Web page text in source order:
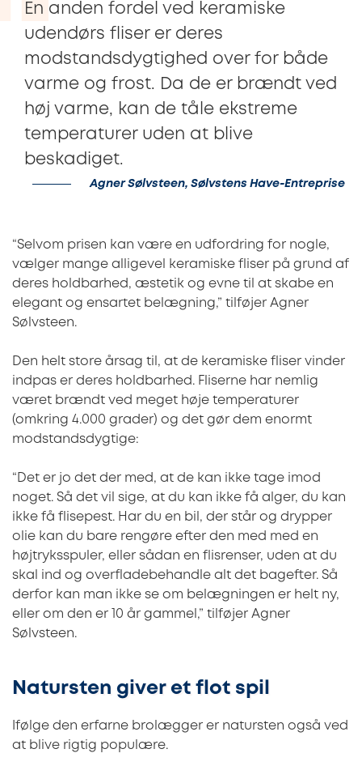
En anden fordel ved keramiske
udendørs fliser er deres
modstandsdygtighed over for både
varme og frost. Da de er brændt ved
høj varme, kan de tåle ekstreme
temperaturer uden at blive
beskadiget.
Agner Sølvsteen, Sølvstens Have-Entreprise
“Selvom prisen kan være en udfordring for nogle,
vælger mange alligevel keramiske fliser på grund af
deres holdbarhed, æstetik og evne til at skabe en
elegant og ensartet belægning,” tilføjer Agner
Sølvsteen.
Den helt store årsag til, at de keramiske fliser vinder
indpas er deres holdbarhed. Fliserne har nemlig
været brændt ved meget høje temperaturer
(omkring 4.000 grader) og det gør dem enormt
modstandsdygtige:
“Det er jo det der med, at de kan ikke tage imod
noget. Så det vil sige, at du kan ikke få alger, du kan
ikke få flisepest. Har du en bil, der står og drypper
olie kan du bare rengøre efter den med med en
højtryksspuler, eller sådan en flisrenser, uden at du
skal ind og overfladebehandle alt det bagefter. Så
derfor kan man ikke se om belægningen er helt ny,
eller om den er 10 år gammel,” tilføjer Agner
Sølvsteen.
Natursten giver et flot spil
Ifølge den erfarne brolægger er natursten også ved
at blive rigtig populære.